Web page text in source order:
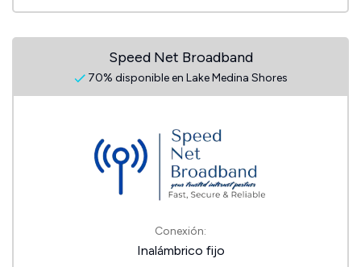
Speed Net Broadband
70% disponible en Lake Medina Shores
Conexión:
Inalámbrico fijo